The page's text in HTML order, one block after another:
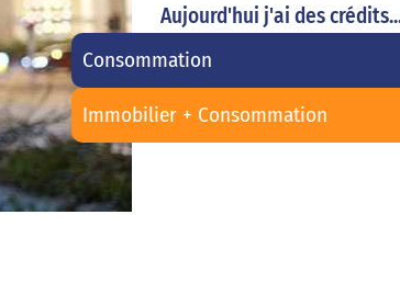
Aujourd'hui j'ai des
Consommation
Immobilier + Consommation